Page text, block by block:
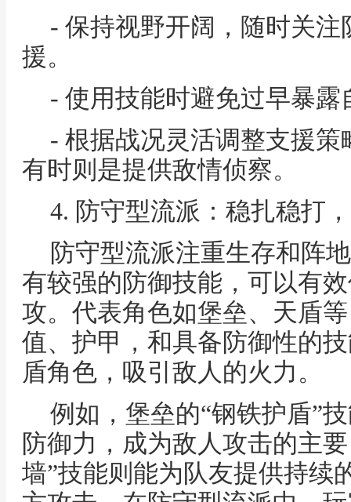
- 保持视野开阔，随时关
援。
- 使用技能时避免过早暴
- 根据战况灵活调整支援
有时则是提供敌情侦察。
4. 防守型流派：稳扎稳打
防守型流派注重生存和阵
有较强的防御技能，可以有
攻。代表角色如堡垒、天盾
值、护甲，和具备防御性的
盾角色，吸引敌人的火力。
例如，堡垒的“钢铁护盾”
防御力，成为敌人攻击的主
墙”技能则能为队友提供持续